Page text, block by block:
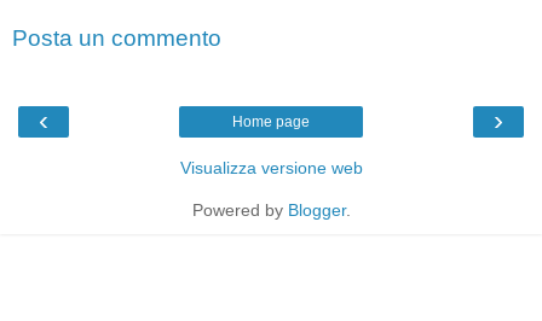
Posta un commento
‹ ›
Home page
Visualizza versione web
Powered by Blogger.